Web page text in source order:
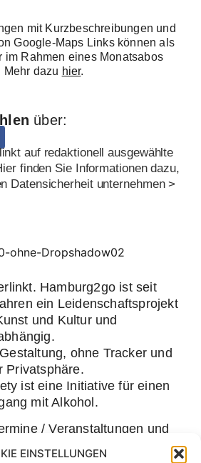
EINSTELLUNGEN
mit Kurzbeschreibungen und
Google-Maps Links können als
im Rahmen eines Monatsabos
Mehr dazu hier.
über:
auf redaktionell ausgewählte
finden Sie Informationen dazu,
Datensicherheit unternehmen >
Hamburg2go ist seit
ein Leidenschaftsprojekt
und Kultur und
ohne Tracker und
Privatsphäre.
ist eine Initiative für einen
mit Alkohol.
/ Veranstaltungen und